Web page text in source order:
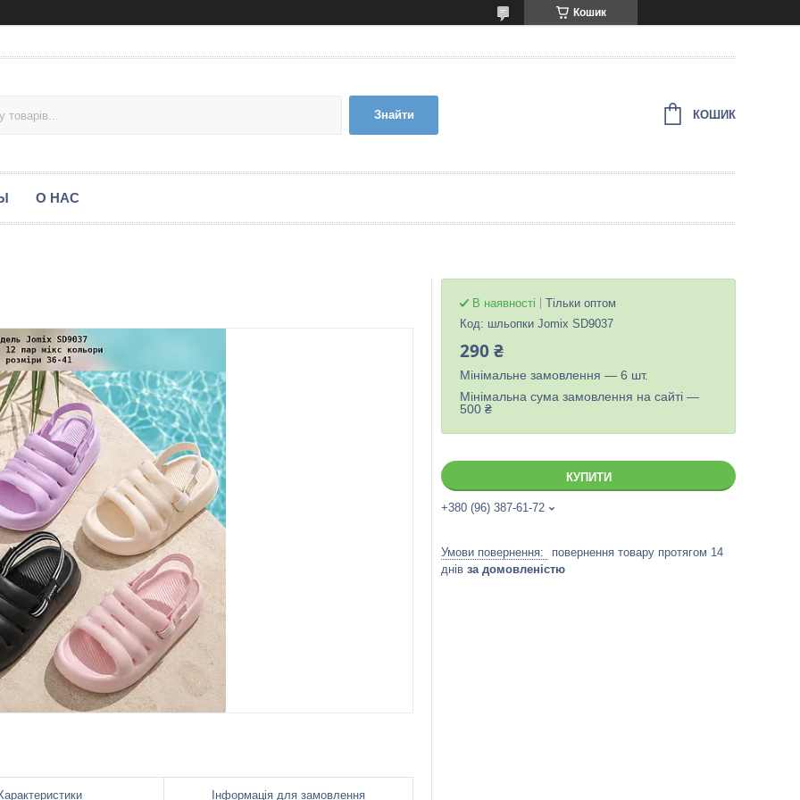
Кошик
Знайти КОШИК
О НАС
Інформація для замовлення
В наявності
Тільки оптом
Код: шльопки Jomix SD9037
290 ₴
Мінімальне замовлення — 6 шт.
Мінімальна сума замовлення на сайті —
500 ₴
КУПИТИ
+380 (96) 387-61-72
повернення товару протягом 14
днів за домовленістю